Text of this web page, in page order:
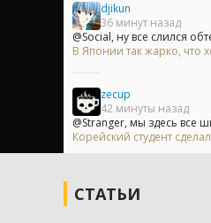
djikun
36 минут назад
@Social, ну все слился
В Японии так жарко, что
zecup
42 минуты назад
@Stranger, мы здесь все
Корейский студент
СТАТЬИ